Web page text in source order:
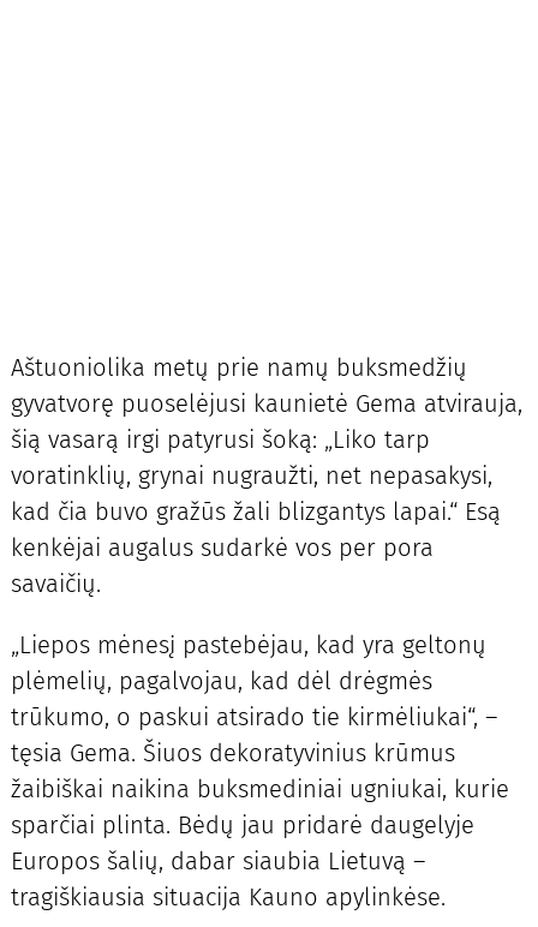
Aštuoniolika metų prie namų buksmedžių
gyvatvorę puoselėjusi kaunietė Gema atvirauja,
šią vasarą irgi patyrusi šoką: „Liko tarp
voratinklių, grynai nugraužti, net nepasakysi,
kad čia buvo gražūs žali blizgantys lapai.“ Esą
kenkėjai augalus sudarkė vos per pora
savaičių.
„Liepos mėnesį pastebėjau, kad yra geltonų
plėmelių, pagalvojau, kad dėl drėgmės
trūkumo, o paskui atsirado tie kirmėliukai“, –
tęsia Gema. Šiuos dekoratyvinius krūmus
žaibiškai naikina buksmediniai ugniukai, kurie
sparčiai plinta. Bėdų jau pridarė daugelyje
Europos šalių, dabar siaubia Lietuvą –
tragiškiausia situacija Kauno apylinkėse.